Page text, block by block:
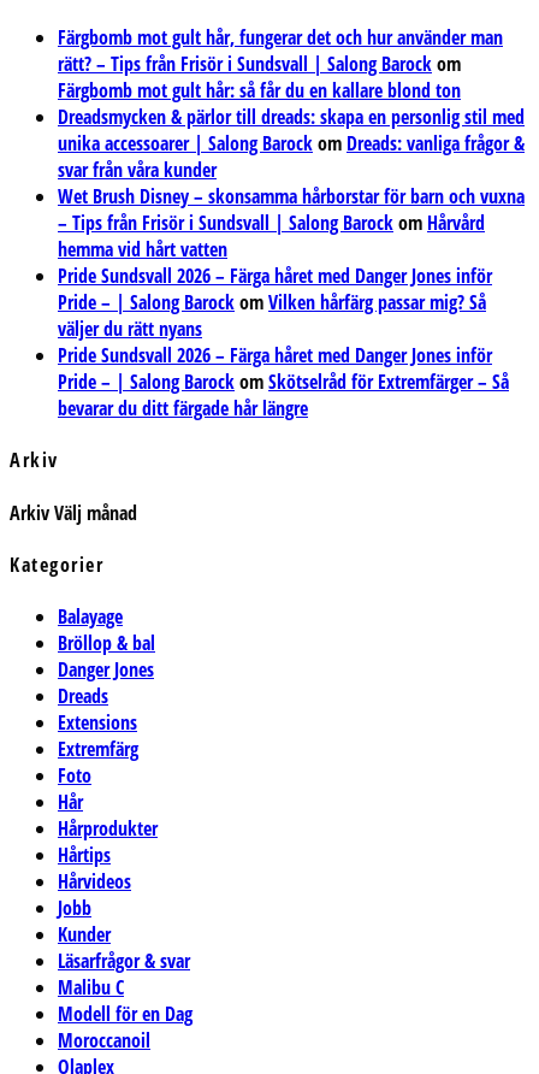
Färgbomb mot gult hår, fungerar det och hur använder man
rätt? – Tips från Frisör i Sundsvall | Salong Barockom
Färgbomb mot gult hår: så får du en kallare blond ton
Dreadsmycken & pärlor till dreads: skapa en personlig stil med
unika accessoarer | Salong Barockom Dreads: vanliga frågor &
svar från våra kunder
Wet Brush Disney – skonsamma hårborstar för barn och vuxna
– Tips från Frisör i Sundsvall | Salong Barockom Hårvård
hemma vid hårt vatten
Pride Sundsvall 2026 – Färga håret med Danger Jones inför
Pride – | Salong BarockomVilken hårfärg passar mig? Så
väljer du rätt nyans
Pride Sundsvall 2026 – Färga håret med Danger Jones inför
Pride – | Salong BarockomSkötselråd för Extremfärger – Så
bevarar du ditt färgade hår längre
Arkiv
ArkivVälj månad
Kategorier
Balayage
Bröllop & bal
Danger Jones
Dreads
Extensions
Extremfärg
Foto
Hår
Hårprodukter
Hårtips
Hårvideos
Jobb
Kunder
Läsarfrågor & svar
Malibu C
Modell för en Dag
Moroccanoil
Olaplex